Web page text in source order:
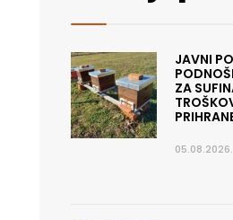
JAVNI
ZA
05.08.2026.